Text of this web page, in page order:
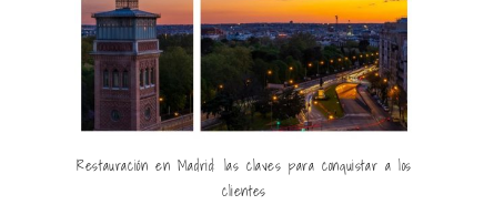
Restauración en Madrid: las claves para conquistar a los
clientes